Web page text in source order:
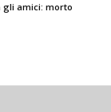
gli amici: morto